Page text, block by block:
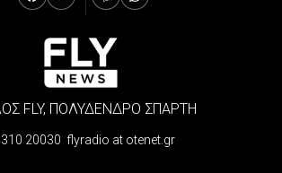
FLY, ΠΟΛΥΔΕΝΔΡΟ ΣΠΑΡΤΗ
20030 flyradio at otenet.gr